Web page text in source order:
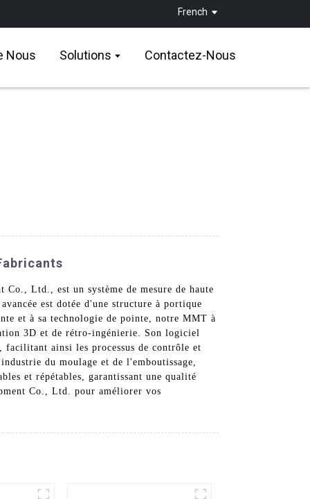
French
Nous Solutions Contactez-Nous
Ltd., est un système de mesure de haute
est dotée d'une structure à portique
et à sa technologie de pointe, notre MMT à
3D et de rétro-ingénierie. Son logiciel
facilitant ainsi les processus de contrôle et
du moulage et de l'emboutissage,
et répétables, garantissant une qualité
Co., Ltd. pour améliorer vos